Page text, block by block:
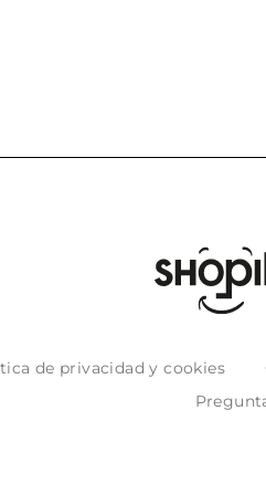
de privacidad y cookies